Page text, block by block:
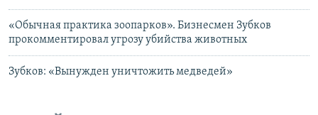
«Обычная практика зоопарков». Бизнесмен Зубков
прокомментировал угрозу убийства животных
Зубков: «Вынужден уничтожить медведей»